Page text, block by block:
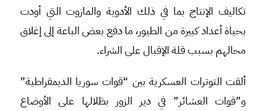
تكاليف الإنتاج بما في ذلك الأدوية والمازوت التي أودت
بحياة أعداد كبيرة من الطيور، ما دفع بعض الباعة إلى إغلاق
محالهم بسبب قلة الإقبال على الشراء.
ألقت التوترات العسكرية بين “قوات سوريا الديمقراطية”
و”قوات العشائر” في دير الزور بظلالها على الأوضاع